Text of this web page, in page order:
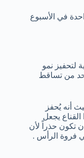
في الأسبوع
لتحفيز نمو
من تساقط
أنه يُحفز
يجعل
تكون حذراً لأن
فروة الرأس .